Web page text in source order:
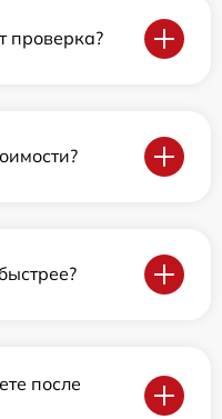
проверка?
после